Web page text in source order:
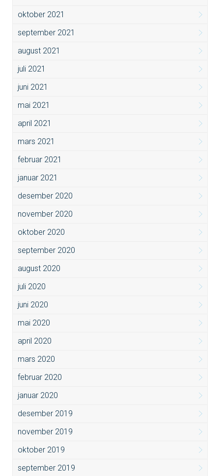
oktober 2021
september 2021
august 2021
juli 2021
juni 2021
mai 2021
april 2021
mars 2021
februar 2021
januar 2021
desember 2020
november 2020
oktober 2020
september 2020
august 2020
juli 2020
juni 2020
mai 2020
april 2020
mars 2020
februar 2020
januar 2020
desember 2019
november 2019
oktober 2019
september 2019